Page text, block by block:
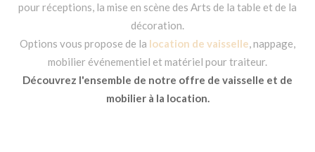
pour réceptions, la mise en scène des Arts de la table et de la
décoration.
Options vous propose de la location de vaisselle, nappage,
mobilier événementiel et matériel pour traiteur.
Découvrez l'ensemble de notre offre de vaisselle et de
mobilier à la location.